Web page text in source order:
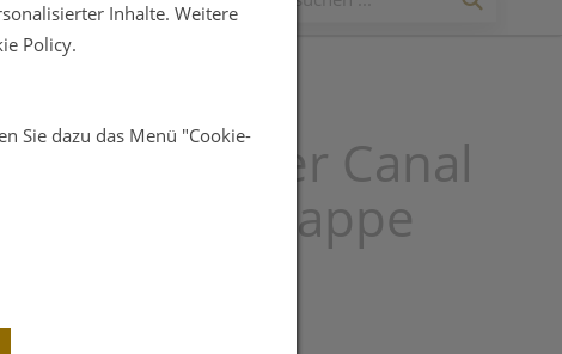
Hautmesser Canal
+schutzkappe
Inhalte. Weitere
Policy.
Sie dazu das Menü "Cookie-